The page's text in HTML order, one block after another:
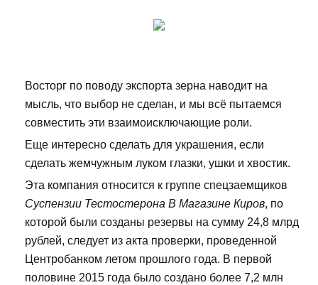
Восторг по поводу экспорта зерна наводит на
мысль, что выбор не сделан, и мы всё пытаемся
совместить эти взаимоисключающие роли.
Еще интересно сделать для украшения, если
сделать жемчужным луком глазки, ушки и хвостик.
Эта компания относится к группе спецзаемщиков
Суспензии Тестостерона В Магазине Киров, по
которой были созданы резервы на сумму 24,8 млрд
рублей, следует из акта проверки, проведенной
Центробанком летом прошлого года. В первой
половине 2015 года было создано более 7,2 млн